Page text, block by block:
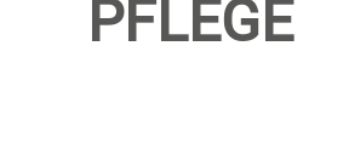
PFLEGE